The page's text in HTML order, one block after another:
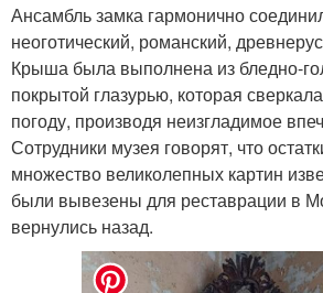
Ансамбль замка гармонично
неоготический, романский,
Крыша была выполнена из бледно-
покрытой глазурью, которая
погоду, производя неизгладимое
Сотрудники музея говорят, что
множество великолепных картин
были вывезены для реставрации в
вернулись назад.